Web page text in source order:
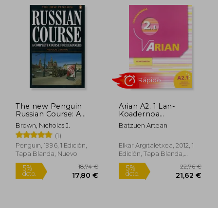
dcto. 30,16 € dcto.
The new Penguin
Russian Course: A
Complete Course for
Beginners (en Inglés)
Brown, Nicholas J.
(1)
Penguin, 1996, 1 Edición,
Tapa Blanda, Nuevo
Arian A2. 1 Lan-
Koadernoa
(+Erantzunak)
Batzuen Artean
Elkar Argitaletxea, 2012, 1
Edición, Tapa Blanda,
Nuevo